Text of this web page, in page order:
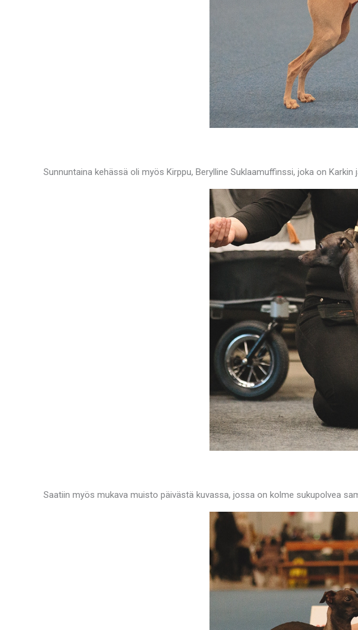
Sunnuntaina kehässä oli myös Kirppu, Berylline Suklaamuffinssi, joka on
Saatiin myös mukava muisto päivästä kuvassa, jossa on kolme sukupolvea